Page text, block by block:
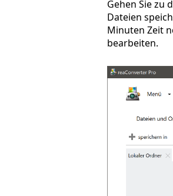
Gehen Sie zu
Dateien
Minuten Zeit
bearbeiten.